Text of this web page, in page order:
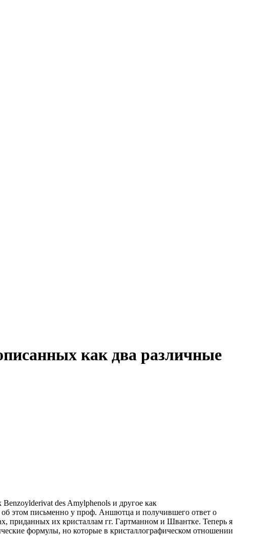
как два различные
des Amylphenols и другое как
об этом письменно у проф. Аншютца и получившего ответ о
приданных их кристаллам гг. Гартманном и Швантке. Теперь я
формулы, но которые в кристаллографическом отношении